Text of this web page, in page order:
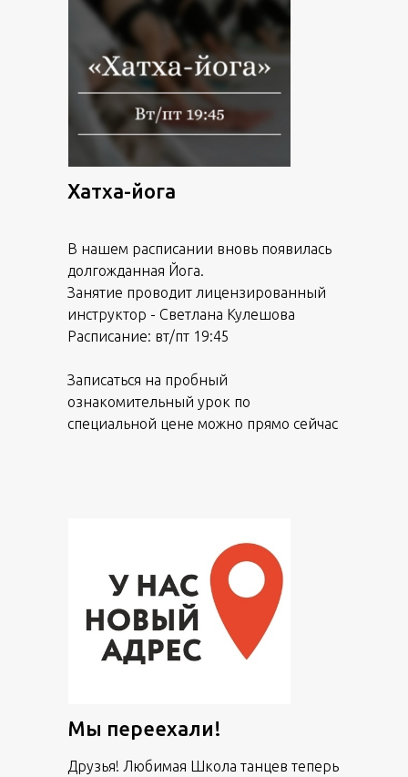
Хатха-йога
В нашем расписании вновь появилась
долгожданная Йога.
Занятие проводит лицензированный
инструктор - Светлана Кулешова
Расписание: вт/пт 19:45
Записаться на пробный
ознакомительный урок по
специальной цене можно прямо сейчас
Мы переехали!
Друзья! Любимая Школа танцев теперь